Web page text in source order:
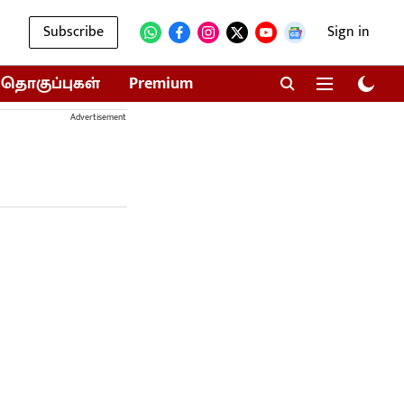
Subscribe Sign in
தொகுப்புகள் Premium
Advertisement